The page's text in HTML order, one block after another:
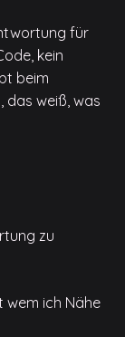
für
kein
beim
das weiß, was
zu
wem ich Nähe